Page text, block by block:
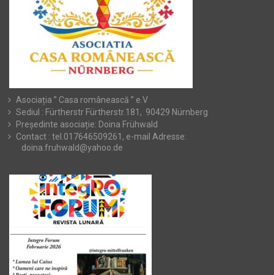
Asociația ” Casa românească ” e.V
Sediul : Fürtherstr Fürtherstr.181, 90429 Nürnberg
Președinte asociație: Doina Frühwald
Contact : tel.017646509261, e-mail Adresse:
doina.fruhwald@yahoo.de